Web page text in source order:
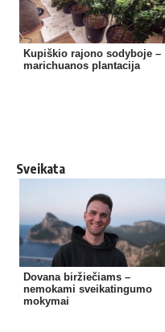
Kupiškio rajono sodyboje –
marichuanos plantacija
Sveikata
Dovana biržiečiams –
nemokami sveikatingumo
mokymai